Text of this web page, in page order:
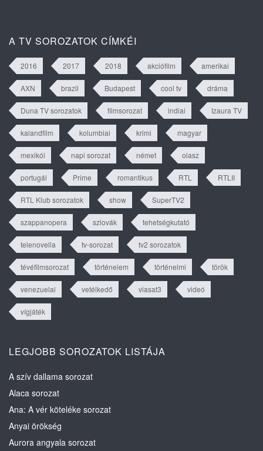
A TV SOROZATOK CÍMKÉI
2016 2017 2018 akciófilm amerikai
AXN brazil Budapest cool tv dráma
Duna TV sorozatok filmsorozat indiai Izaura TV
kalandfilm kolumbiai krimi magyar
mexikói napi sorozat német olasz
portugál Prime romantikus RTL RTLII
RTL Klub sorozatok show SuperTV2
szappanopera szlovák tehetségkutató
telenovella tv-sorozat tv2 sorozatok
tévéfilmsorozat történelem történelmi török
venezuelai vetélkedő viasat3 videó
vígjáték
LEGJOBB SOROZATOK LISTÁJA
A szív dallama sorozat
Alaca sorozat
Ana: A vér köteléke sorozat
Anyai örökség
Aurora angyala sorozat